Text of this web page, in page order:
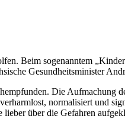
Beim sogenanntem
Gesundheitsminister
Die Aufmachung
normalisiert und
über die Gefahren